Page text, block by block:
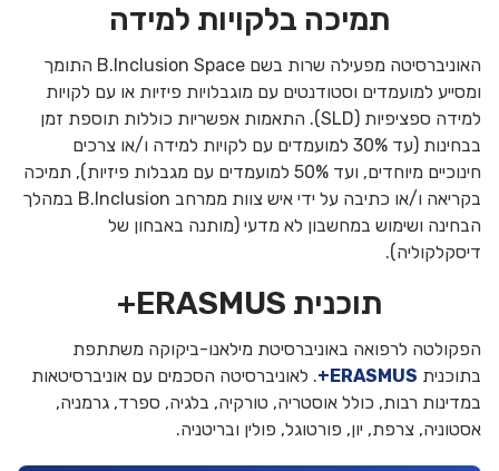
תמיכה בלקויות למידה
האוניברסיטה מפעילה שרות בשם B.Inclusion Space התומך
ומסייע למועמדים וסטודנטים עם מוגבלויות פיזיות או עם לקויות
למידה ספציפיות (SLD). התאמות אפשריות כוללות תוספת זמן
בבחינות (עד 30% למועמדים עם לקויות למידה ו/או צרכים
חינוכיים מיוחדים, ועד 50% למועמדים עם מגבלות פיזיות), תמיכה
בקריאה ו/או כתיבה על ידי איש צוות ממרחב B.Inclusion במהלך
הבחינה ושימוש במחשבון לא מדעי (מותנה באבחון של
דיסקלקוליה).
תוכנית ERASMUS+
הפקולטה לרפואה באוניברסיטת מילאנו-ביקוקה משתתפת
בתוכנית ERASMUS+
. לאוניברסיטה הסכמים עם אוניברסיטאות
במדינות רבות, כולל אוסטריה, טורקיה, בלגיה, ספרד, גרמניה,
אסטוניה, צרפת, יון, פורטוגל, פולין ובריטניה.